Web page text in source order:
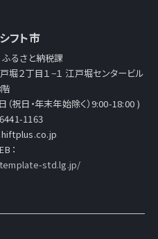
フト市
るさと納税課
２丁目１−１ 江戸堀センタービル
祝日・年末年始除く）9:00-18:00 )
1163
：
std.lg.jp/